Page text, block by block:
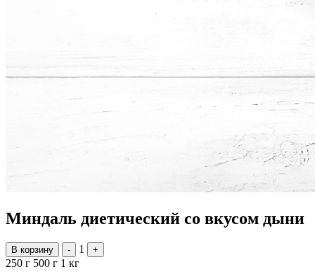
Миндаль диетический со вкусом дыни
В корзину - 1 +
250 г 500 г 1 кг